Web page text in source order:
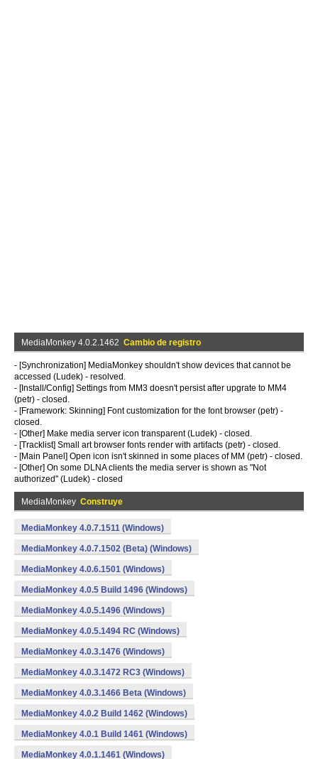
MediaMonkey 4.0.2.1462 Cambio de registro
- [Synchronization] MediaMonkey shouldn't show devices that cannot be
accessed (Ludek) - resolved.
- [Install/Config] Settings from MM3 doesn't persist after upgrate to MM4
(petr) - closed.
- [Framework: Skinning] Font customization for the font browser (petr) -
closed.
- [Other] Make media server icon transparent (Ludek) - closed.
- [Tracklist] Small art browser fonts render with artifacts (petr) - closed.
- [Main Panel] Open icon isn't skinned in some places of MM (petr) - closed.
- [Other] On some DLNA clients the media server is shown as "Not
authorized" (Ludek) - closed
MediaMonkey Construye
MediaMonkey 4.0.7.1511 (Windows)
MediaMonkey 4.0.7.1502 (Beta) (Windows)
MediaMonkey 4.0.6.1501 (Windows)
MediaMonkey 4.0.5 Build 1496 (Windows)
MediaMonkey 4.0.5.1496 (Windows)
MediaMonkey 4.0.5.1494 RC (Windows)
MediaMonkey 4.0.3.1476 (Windows)
MediaMonkey 4.0.3.1472 RC3 (Windows)
MediaMonkey 4.0.3.1466 Beta (Windows)
MediaMonkey 4.0.2 Build 1462 (Windows)
MediaMonkey 4.0.1 Build 1461 (Windows)
MediaMonkey 4.0.1.1461 (Windows)